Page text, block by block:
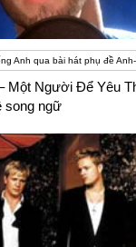
Anh qua bài hát phụ đề
Một Người Để Yêu
song ngữ